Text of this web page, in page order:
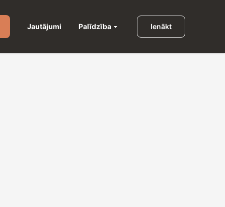
Jautājumi Palīdzība Ienākt